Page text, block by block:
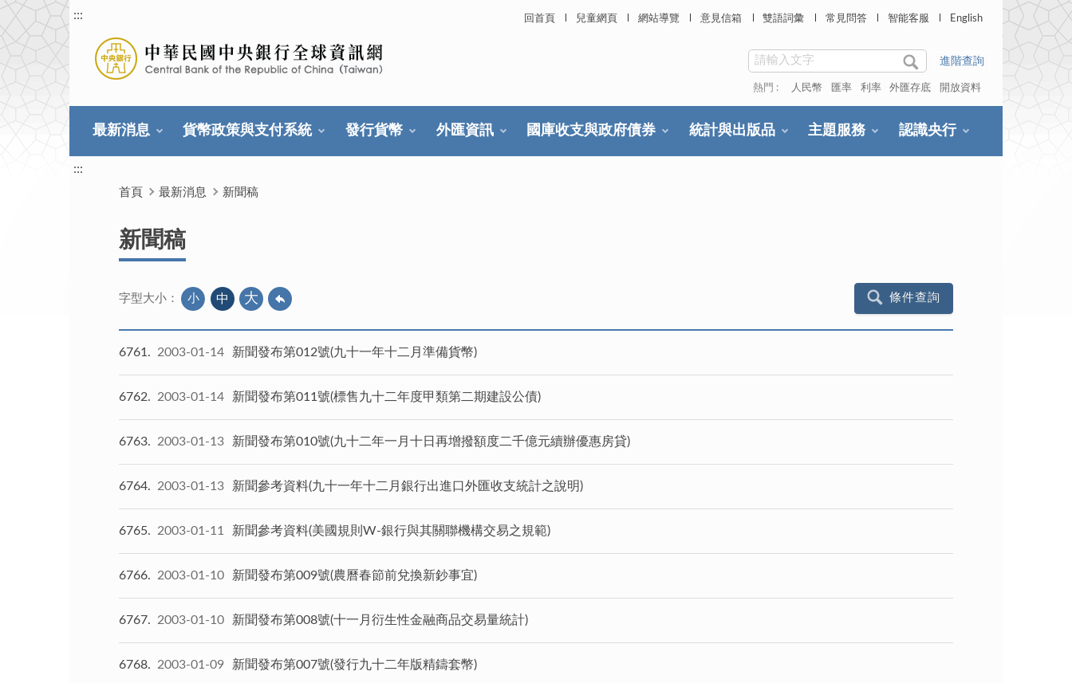
回首頁 兒童網頁 網站導覽 意見信箱 雙語詞彙 常見問答 智能客服 English
:::
進階查詢
熱門 : 人民幣 匯率 利率 外匯存底 開放資料
最新消息 貨幣政策與支付系統 發行貨幣 外匯資訊 國庫收支與政府債券 統計與出版品 主題服務 認識央行
:::
首頁 最新消息 新聞稿
新聞稿
字型大小： 小 中 大 條件查詢
6761 2003-01-14 新聞發布第012號(九十一年十二月準備貨幣)
6762 2003-01-14 新聞發布第011號(標售九十二年度甲類第二期建設公債)
6763 2003-01-13 新聞發布第010號(九十二年一月十日再增撥額度二千億元續辦優惠房貸)
6764 2003-01-13 新聞參考資料(九十一年十二月銀行出進口外匯收支統計之說明)
6765 2003-01-11 新聞參考資料(美國規則W-銀行與其關聯機構交易之規範)
6766 2003-01-10 新聞發布第009號(農曆春節前兌換新鈔事宜)
6767 2003-01-10 新聞發布第008號(十一月衍生性金融商品交易量統計)
6768 2003-01-09 新聞發布第007號(發行九十二年版精鑄套幣)